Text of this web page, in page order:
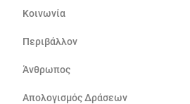
Κοινωνία
Περιβάλλον
Άνθρωπος
Απολογισμός Δράσεων